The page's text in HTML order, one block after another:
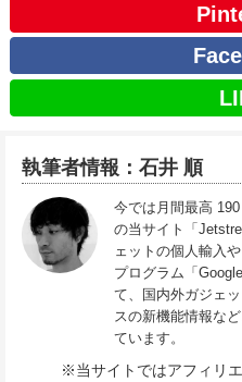
執筆者情報：石井 順
今では月間最高
の当サイト「
ェットの個人輸入
プログラム「
て、国内外ガジェ
スの新機能情報な
ています。
※当サイトではアフィリ